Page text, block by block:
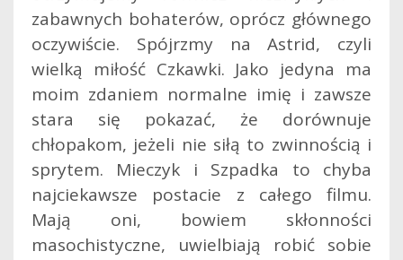
zabawnych bohaterów, oprócz głównego
oczywiście. Spójrzmy na Astrid, czyli
wielką miłość Czkawki. Jako jedyna ma
moim zdaniem normalne imię i zawsze
stara się pokazać, że dorównuje
chłopakom, jeżeli nie siłą to zwinnością i
sprytem. Mieczyk i Szpadka to chyba
najciekawsze postacie z całego filmu.
Mają oni, bowiem skłonności
masochistyczne, uwielbiają robić sobie